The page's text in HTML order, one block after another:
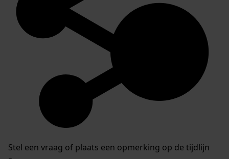
Stel een vraag of plaats een opmerking op de tijdlijn